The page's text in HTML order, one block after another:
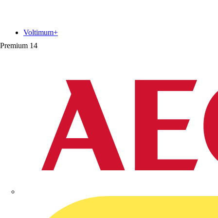
Premium 14
Voltimum+